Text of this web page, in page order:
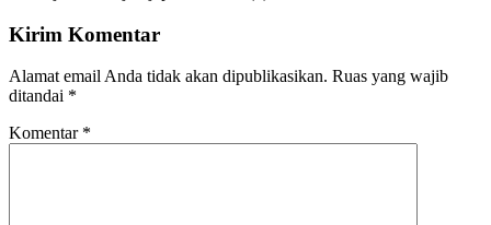
Kirim Komentar
Alamat email Anda tidak akan dipublikasikan. Ruas yang wajib
ditandai *
Komentar *